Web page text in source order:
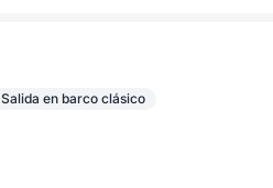
Salida en barco clásico